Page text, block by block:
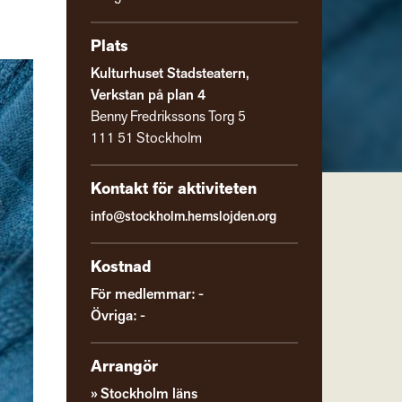
Plats
Kulturhuset Stadsteatern,
Verkstan på plan 4
Benny Fredrikssons Torg 5
111 51 Stockholm
Kontakt för aktiviteten
info@stockholm.hemslojden.org
Kostnad
För medlemmar: -
Övriga: -
Arrangör
Stockholm läns